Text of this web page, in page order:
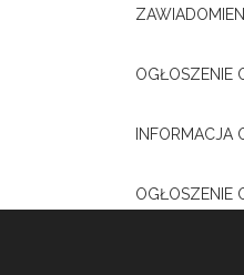
OGŁOSZENIE
INFORMACJA
OGŁOSZENIE